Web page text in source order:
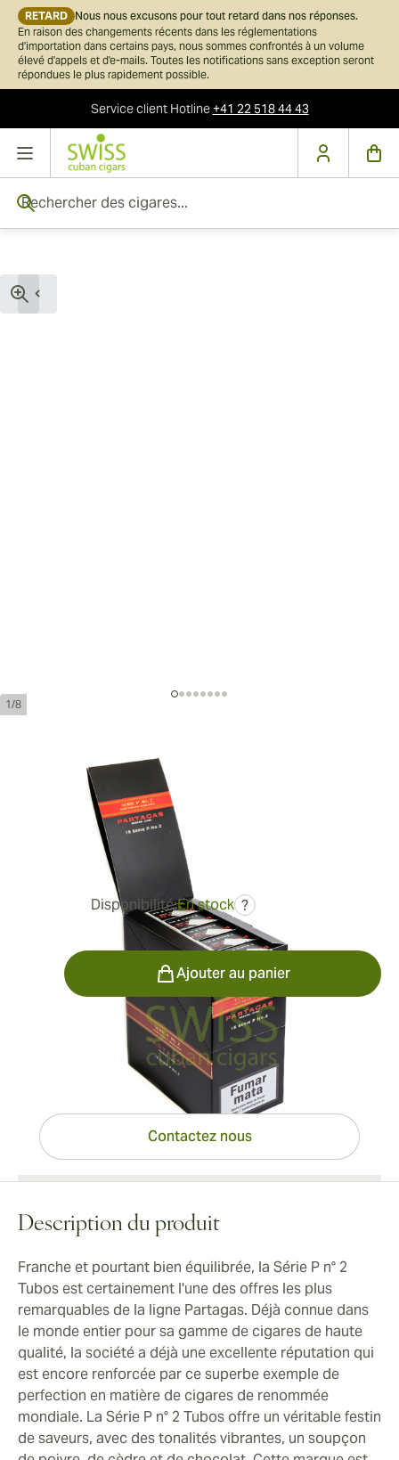
RETARD Nous nous excusons pour tout retard dans nos réponses.
En raison des changements récents dans les réglementations
d'importation dans certains pays, nous sommes confrontés à un volume
élevé d'appels et d'e-mails. Toutes les notifications sans exception seront
répondues le plus rapidement possible.
Service clientHotline+41 22 518 44 43
Skip to Content
1/8
Partagas Serie P No 2 Tubos
Bague de jauge:52 Longueur:
Commentaires
Disponibilité:En stock ?
Ajouter au panier
Vous avez des questions ?
Expertise à portée de clic
Contactez nous
Description du produit
Franche et pourtant bien équilibrée, la Série P n° 2
Tubos est certainement l'une des offres les plus
remarquables de la ligne Partagas. Déjà connue dans
le monde entier pour sa gamme de cigares de haute
qualité, la société a déjà une excellente réputation qui
est encore renforcée par ce superbe exemple de
perfection en matière de cigares de renommée
mondiale. La Série P n° 2 Tubos offre un véritable festin
de saveurs, avec des tonalités vibrantes, un soupçon